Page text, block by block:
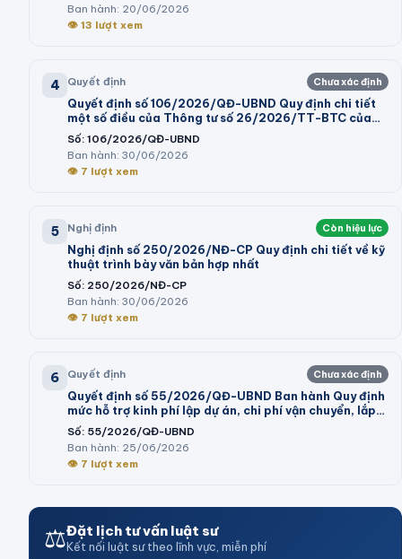
Ban hành: 20/06/2026
👁 13 lượt xem
4 Quyết định Chưa xác định
Quyết định số 106/2026/QĐ-UBND Quy định chi tiết
một số điều của Thông tư số 26/2026/TT-BTC của
Bộ trưởng Bộ Tài chính hướng dẫn thi hành một số điều
của Nghị định số 73/2026/NĐ-CP ngày 10 tháng 3
năm 2026 của Chính phủ quy định chi tiết và hướng
dẫn thi hành một số điều của Luật Ngân sách nhà nước
Số: 106/2026/QĐ-UBND
Ban hành: 30/06/2026
👁 7 lượt xem
5 Nghị định Còn hiệu lực
Nghị định số 250/2026/NĐ-CP Quy định chi tiết về kỹ
thuật trình bày văn bản hợp nhất
Số: 250/2026/NĐ-CP
Ban hành: 30/06/2026
👁 7 lượt xem
6 Quyết định Chưa xác định
Quyết định số 55/2026/QĐ-UBND Ban hành Quy định
mức hỗ trợ kinh phí lập dự án, chi phí vận chuyển, lắp
đặt máy móc, dây chuyền thiết bị vào cụm công
nghiệp theo Nghị định số 32/2024/NĐ-CP của Chính
phủ và trình tự, thủ tục thực hiện chính sách hỗ trợ tại
Nghị quyết số 05/2026/NQ-HĐND của Hội đồng nhân
Số: 55/2026/QĐ-UBND
Ban hành: 25/06/2026
👁 7 lượt xem
⚖️Đặt lịch tư vấn luật sư
Kết nối luật sư theo lĩnh vực, miễn phí